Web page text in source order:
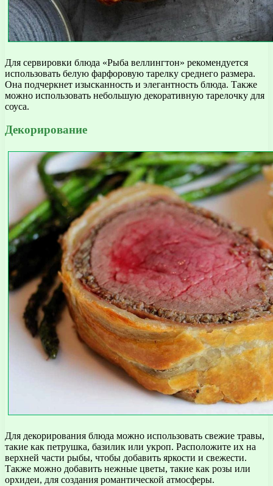
Для сервировки блюда «Рыба веллингтон» рекомендуется
использовать белую фарфоровую тарелку среднего размера.
Она подчеркнет изысканность и элегантность блюда. Также
можно использовать небольшую декоративную тарелочку для
соуса.
Декорирование
Для декорирования блюда можно использовать свежие травы,
такие как петрушка, базилик или укроп. Расположите их на
верхней части рыбы, чтобы добавить яркости и свежести.
Также можно добавить нежные цветы, такие как розы или
орхидеи, для создания романтической атмосферы.